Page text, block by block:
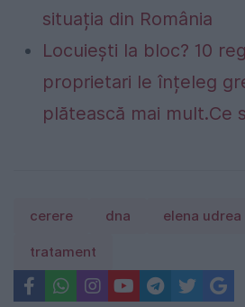
situația din România
Locuiești la bloc? 10
proprietari le înțeleg
plătească mai mult.Ce
cerere dna elena udrea
tratament